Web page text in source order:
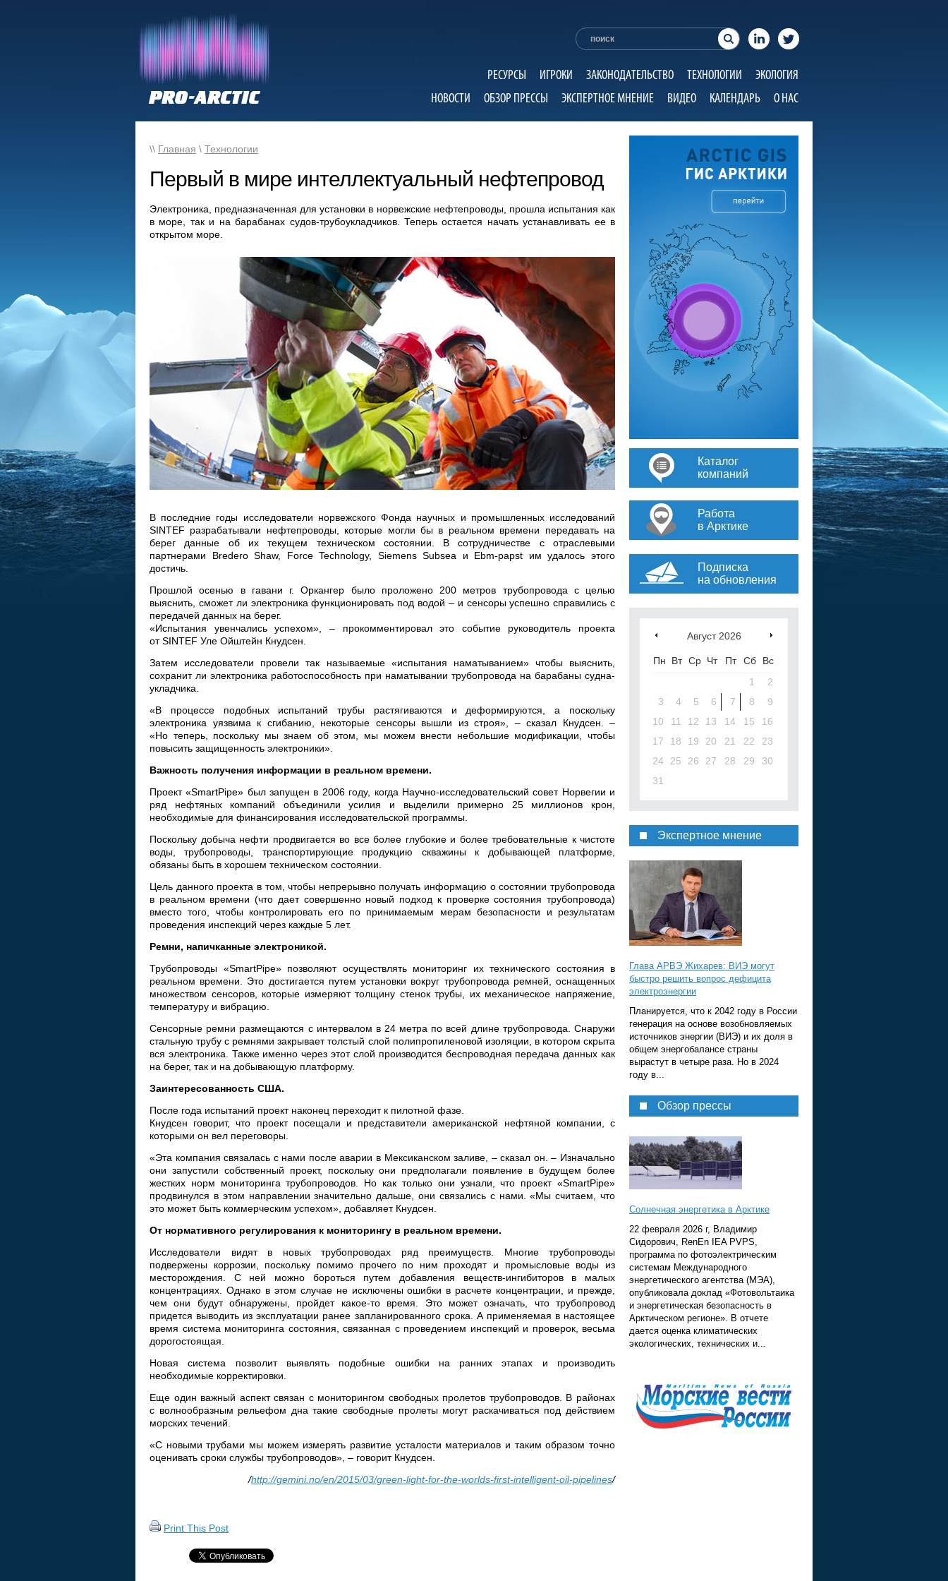
РЕСУРСЫ ИГРОКИ ЗАКОНОДАТЕЛЬСТВО ТЕХНОЛОГИИ
ЭКОЛОГИЯ
НОВОСТИ
ОБЗОР ПРЕССЫ ЭКСПЕРТНОЕ МНЕНИЕ ВИДЕО КАЛЕНДАРЬ О НАС
\\ Главная \ Технологии
Первый в мире интеллектуальный нефтепровод
Электроника, предназначенная для установки в норвежские нефтепроводы, прошла испытания как
в море, так и на барабанах судов-трубоукладчиков. Теперь остается начать устанавливать ее в
открытом море.
В последние годы исследователи норвежского Фонда научных и промышленных исследований
SINTEF разрабатывали нефтепроводы, которые могли бы в реальном времени передавать на
берег данные об их текущем техническом состоянии. В сотрудничестве с отраслевыми
партнерами Bredero Shaw, Force Technology, Siemens Subsea и Ebm-papst им удалось этого
достичь.
Прошлой осенью в гавани г. Оркангер было проложено 200 метров трубопровода с целью
выяснить, сможет ли электроника функционировать под водой – и сенсоры успешно справились с
передачей данных на берег.
«Испытания увенчались успехом», – прокомментировал это событие руководитель проекта
от SINTEF Уле Ойштейн Кнудсен.
Затем исследователи провели так называемые «испытания наматыванием» чтобы выяснить,
сохранит ли электроника работоспособность при наматывании трубопровода на барабаны судна-
укладчика.
«В процессе подобных испытаний трубы растягиваются и деформируются, а поскольку
электроника уязвима к сгибанию, некоторые сенсоры вышли из строя», – сказал Кнудсен. –
«Но теперь, поскольку мы знаем об этом, мы можем внести небольшие модификации, чтобы
повысить защищенность электроники».
Важность получения информации в реальном времени.
Проект «SmartPipe» был запущен в 2006 году, когда Научно-исследовательский совет Норвегии и
ряд нефтяных компаний объединили усилия и выделили примерно 25 миллионов крон,
необходимые для финансирования исследовательской программы.
Поскольку добыча нефти продвигается во все более глубокие и более требовательные к чистоте
воды, трубопроводы, транспортирующие продукцию скважины к добывающей платформе,
обязаны быть в хорошем техническом состоянии.
Цель данного проекта в том, чтобы непрерывно получать информацию о состоянии трубопровода
в реальном времени (что дает совершенно новый подход к проверке состояния трубопровода)
вместо того, чтобы контролировать его по принимаемым мерам безопасности и результатам
проведения инспекций через каждые 5 лет.
Ремни, напичканные электроникой.
Трубопроводы «SmartPipe» позволяют осуществлять мониторинг их технического состояния в
реальном времени. Это достигается путем установки вокруг трубопровода ремней, оснащенных
множеством сенсоров, которые измеряют толщину стенок трубы, их механическое напряжение,
температуру и вибрацию.
Сенсорные ремни размещаются с интервалом в 24 метра по всей длине трубопровода. Снаружи
стальную трубу с ремнями закрывает толстый слой полипропиленовой изоляции, в котором скрыта
вся электроника. Также именно через этот слой производится беспроводная передача данных как
на берег, так и на добывающую платформу.
Заинтересованность США.
После года испытаний проект наконец переходит к пилотной фазе.
Кнудсен говорит, что проект посещали и представители американской нефтяной компании, с
которыми он вел переговоры.
«Эта компания связалась с нами после аварии в Мексиканском заливе, – сказал он. – Изначально
они запустили собственный проект, поскольку они предполагали появление в будущем более
жестких норм мониторинга трубопроводов. Но как только они узнали, что проект «SmartPipe»
продвинулся в этом направлении значительно дальше, они связались с нами. «Мы считаем, что
это может быть коммерческим успехом», добавляет Кнудсен.
От нормативного регулирования к мониторингу в реальном времени.
Исследователи видят в новых трубопроводах ряд преимуществ. Многие трубопроводы
подвержены коррозии, поскольку помимо прочего по ним проходят и промысловые воды из
месторождения. С ней можно бороться путем добавления веществ-ингибиторов в малых
концентрациях. Однако в этом случае не исключены ошибки в расчете концентрации, и прежде,
чем они будут обнаружены, пройдет какое-то время. Это может означать, что трубопровод
придется выводить из эксплуатации ранее запланированного срока. А применяемая в настоящее
время система мониторинга состояния, связанная с проведением инспекций и проверок, весьма
дорогостоящая.
Новая система позволит выявлять подобные ошибки на ранних этапах и производить
необходимые корректировки.
Еще один важный аспект связан с мониторингом свободных пролетов трубопроводов. В районах
с волнообразным рельефом дна такие свободные пролеты могут раскачиваться под действием
морских течений.
«С новыми трубами мы можем измерять развитие усталости материалов и таким образом точно
оценивать сроки службы трубопроводов», – говорит Кнудсен.
/http://gemini.no/en/2015/03/green-light-for-the-worlds-first-intelligent-oil-pipelines/
Print This Post
Каталог
компаний
Работа
в Арктике
Подписка
на обновления
Август 2026
Пн Вт Ср Чт Пт Сб
Вс
1
2
3
4 5 6 7 8
9
10
11 12 13 14 15
16
17
18 19 20 21 22
23
24
25 26 27 28 29
30
31
Экспертное мнение
Глава АРВЭ Жихарев: ВИЭ могут
быстро решить вопрос дефицита
электроэнергии
Планируется, что к 2042 году в России
генерация на основе возобновляемых
источников энергии (ВИЭ) и их доля в
общем энергобалансе страны
вырастут в четыре раза. Но в 2024
году в...
Обзор прессы
Солнечная энергетика в Арктике
22 февраля 2026 г, Владимир
Сидорович, RenEn IEA PVPS,
программа по фотоэлектрическим
системам Международного
энергетического агентства (МЭА),
опубликовала доклад «Фотовольтаика
и энергетическая безопасность в
Арктическом регионе». В отчете
дается оценка климатических
экологических, технических и...